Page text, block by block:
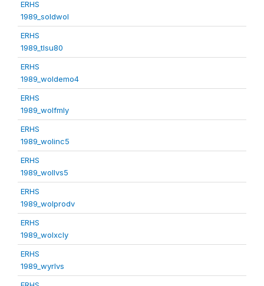
ERHS
1989_soldwol
ERHS
1989_tlsu80
ERHS
1989_woldemo4
ERHS
1989_wolfmly
ERHS
1989_wolinc5
ERHS
1989_wollvs5
ERHS
1989_wolprodv
ERHS
1989_wolxcly
ERHS
1989_wyrlvs